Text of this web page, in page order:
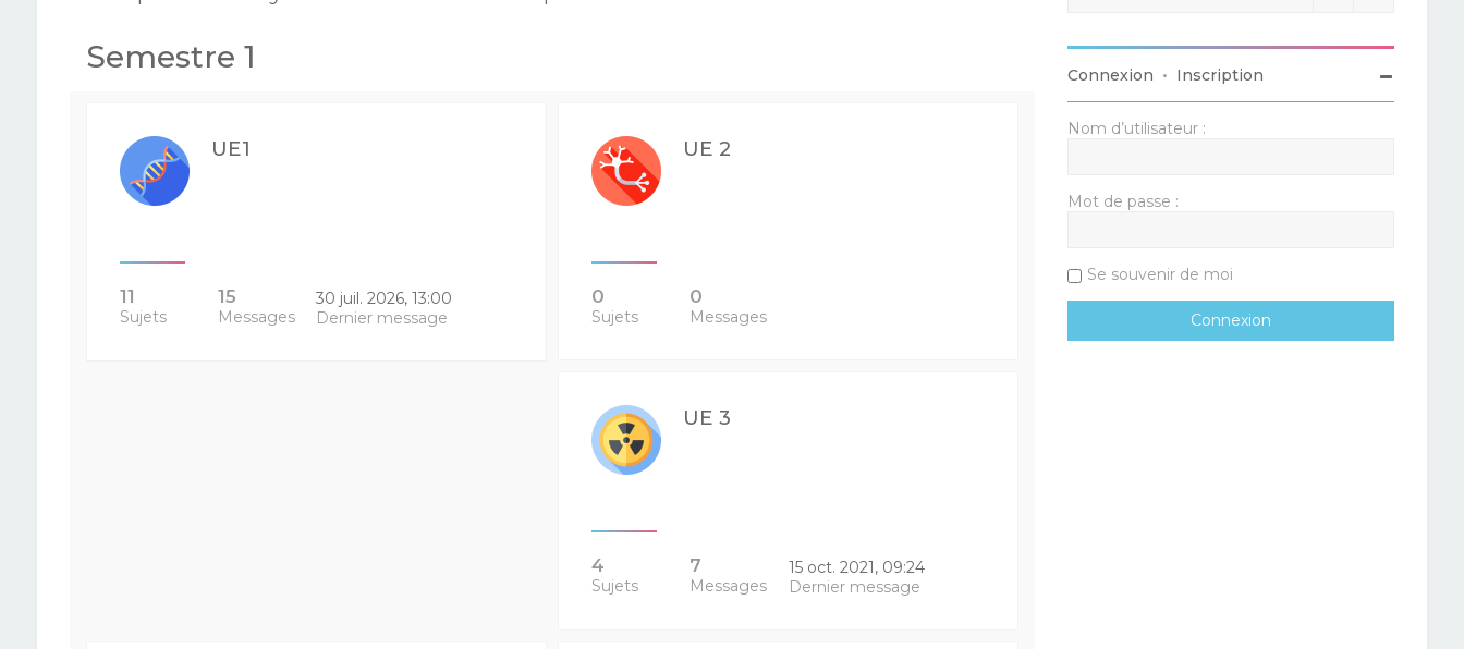
Semestre 1
UE1
11
Sujets
15
Messages
30 juil. 2026, 13:00
Dernier message
UE 2
0
Sujets
0
Messages
UE 3
4
Sujets
7
Messages
15 oct. 2021, 09:24
Dernier message
Connexion • Inscription
Nom d’utilisateur :
Mot de passe :
Se souvenir de moi